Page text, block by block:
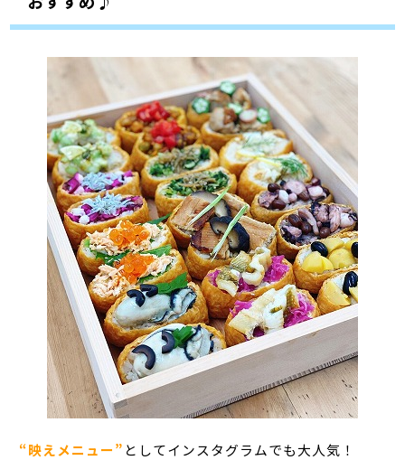
“映えメニュー” としてインスタグラムでも大人気！